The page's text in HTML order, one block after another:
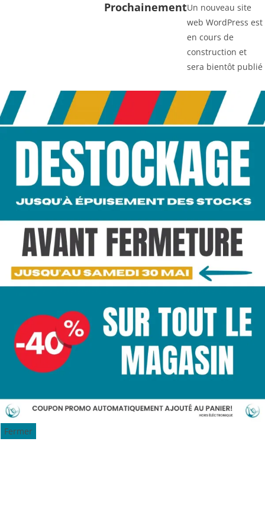
ProchainementUn nouveau site
web WordPress est
en cours de
construction et
sera bientôt publié
Fermer